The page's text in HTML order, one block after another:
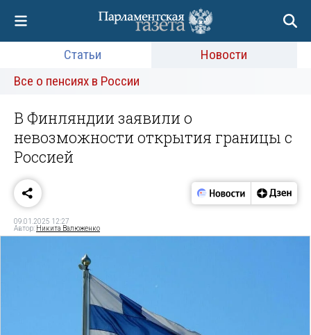
Статьи
Новости
Все о пенсиях в России
В Финляндии заявили о
невозможности открытия границы с
Россией
09.01.2025 12:27
Автор: Никита Валюженко